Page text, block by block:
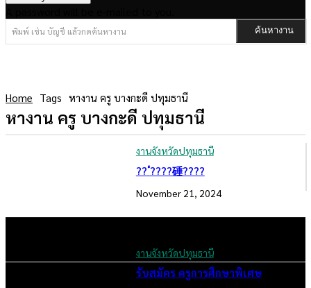
พิมพ์ เช่น บัญชี แล้วกดค้นหางาน ค้นหางาน
Home Tags หางาน ครู บางกะดี ปทุมธานี
หางาน ครู บางกะดี ปทุมธานี
งานจังหวัดปทุมธานี
??ٴ????硾????
November 21, 2024
งานจังหวัดปทุมธานี
รับสมัคร ครูการศึกษาพิเศษ